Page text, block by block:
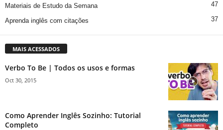
Materiais de Estudo da Semana 47
Aprenda inglês com citações 37
MAIS ACESSADOS
Verbo To Be | Todos os usos e formas
Oct 30, 2015
Como Aprender Inglês Sozinho: Tutorial
Completo